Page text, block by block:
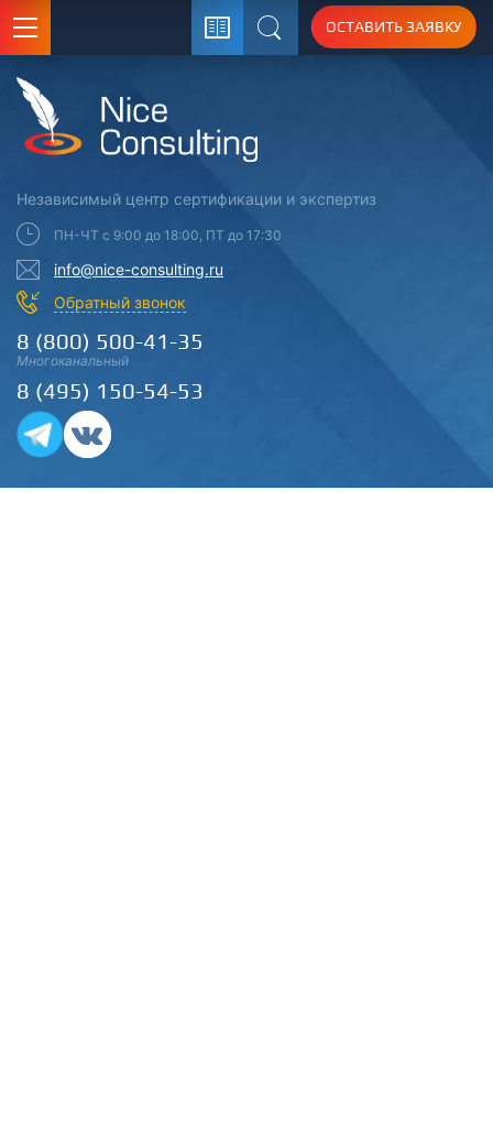
Поиск
ОСТАВИТЬ ЗАЯВКУ
Независимый центр сертификации и экспертиз
ПН-ЧТ с 9:00 до 18:00, ПТ до 17:30
info@nice-consulting.ru
Обратный звонок
8 (800) 500-41-35
Многоканальный
8 (495) 150-54-53